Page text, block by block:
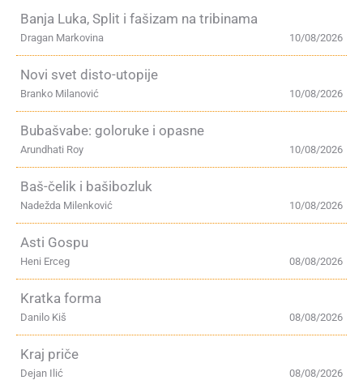
Banja Luka, Split i fašizam na tribinama
10/08/2026
Dragan Markovina
Novi svet disto-utopije
10/08/2026
Branko Milanović
Bubašvabe: goloruke i opasne
10/08/2026
Arundhati Roy
Baš-čelik i bašibozluk
10/08/2026
Nadežda Milenković
Asti Gospu
08/08/2026
Heni Erceg
Kratka forma
08/08/2026
Danilo Kiš
Kraj priče
08/08/2026
Dejan Ilić